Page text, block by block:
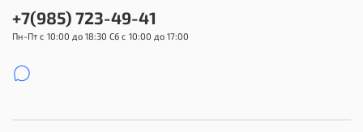
+7(985) 723-49-41
Пн-Пт с 10:00 до 18:30 Сб с 10:00 до 17:00